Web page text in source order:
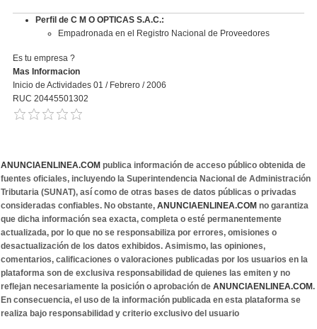
Perfil de C M O OPTICAS S.A.C.:
Empadronada en el Registro Nacional de Proveedores
Es tu empresa ?
Mas Informacion
Inicio de Actividades 01 / Febrero / 2006
RUC 20445501302
ANUNCIAENLINEA.COM publica información de acceso público obtenida de
fuentes oficiales, incluyendo la Superintendencia Nacional de Administración
Tributaria (SUNAT), así como de otras bases de datos públicas o privadas
consideradas confiables. No obstante, ANUNCIAENLINEA.COM no garantiza
que dicha información sea exacta, completa o esté permanentemente
actualizada, por lo que no se responsabiliza por errores, omisiones o
desactualización de los datos exhibidos. Asimismo, las opiniones,
comentarios, calificaciones o valoraciones publicadas por los usuarios en la
plataforma son de exclusiva responsabilidad de quienes las emiten y no
reflejan necesariamente la posición o aprobación de ANUNCIAENLINEA.COM.
En consecuencia, el uso de la información publicada en esta plataforma se
realiza bajo responsabilidad y criterio exclusivo del usuario